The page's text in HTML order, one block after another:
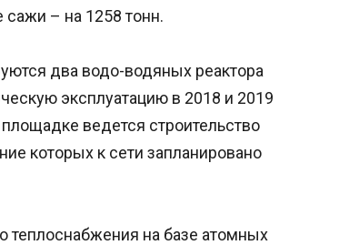
– на 1258 тонн.
два водо-водяных реактора
эксплуатацию в 2018 и 2019
ведется строительство
которых к сети запланировано
теплоснабжения на базе атомных